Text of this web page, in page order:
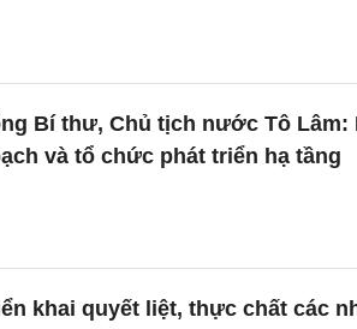
Bí thư, Chủ tịch nước Tô
và tổ chức phát triển hạ tầng
khai quyết liệt, thực chất các